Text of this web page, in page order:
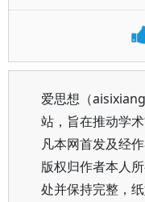
爱思想（
站，旨在推动学
凡本网首发及经
版权归作者本人
处并保持完整，